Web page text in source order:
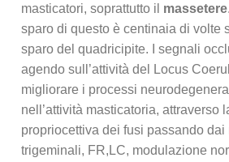
masticatori, soprattutto il massetere
sparo di questo è centinaia di volte
sparo del quadricipite. I segnali
agendo sull’attività del Locus
migliorare i processi
nell’attività masticatoria, attraverso
propriocettiva dei fusi passando
trigeminali, FR,LC, modulazione